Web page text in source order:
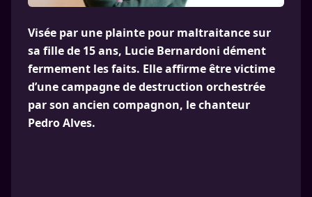
Visée par une plainte pour maltraitance sur
sa fille de 15 ans, Lucie Bernardoni dément
fermement les faits. Elle affirme être victime
d’une campagne de destruction orchestrée
par son ancien compagnon, le chanteur
Pedro Alves.